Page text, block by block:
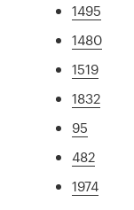
1495
1480
1519
1832
95
482
1974